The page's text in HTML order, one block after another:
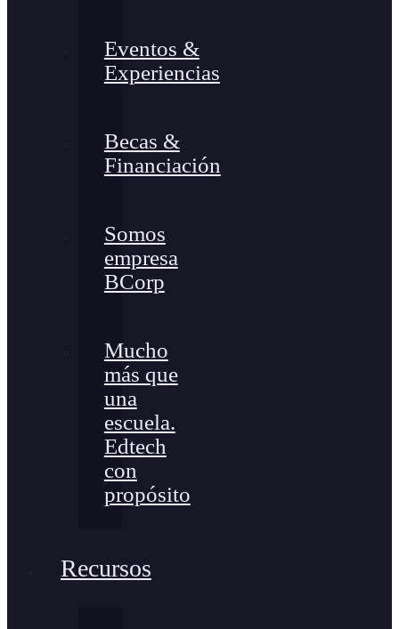
Eventos &
Experiencias
Becas &
Financiación
Somos
empresa
BCorp
Mucho
más que
una
escuela.
Edtech
con
propósito
Recursos